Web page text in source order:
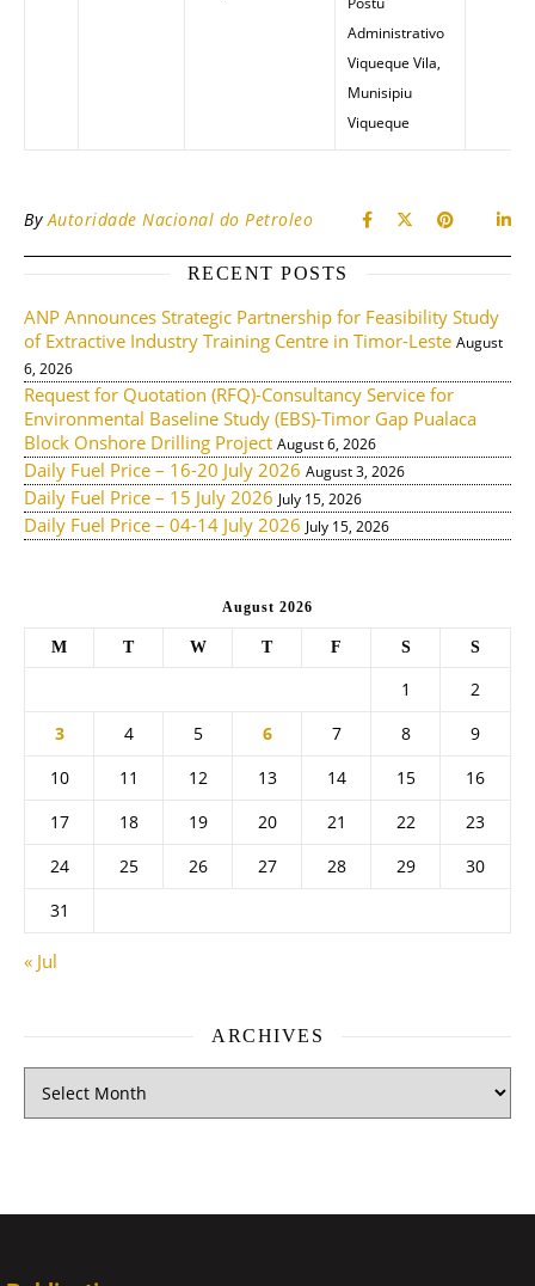
Administrativo
Viqueque Vila,
Munisipiu
Viqueque
ByAutoridade Nacional do Petroleo
RECENT POSTS
ANP Announces Strategic Partnership for Feasibility Study
of Extractive Industry Training Centre in Timor-Leste August
6, 2026
Request for Quotation (RFQ)-Consultancy Service for
Environmental Baseline Study (EBS)-Timor Gap Pualaca
Block Onshore Drilling Project August 6, 2026
Daily Fuel Price – 16-20 July 2026 August 3, 2026
Daily Fuel Price – 15 July 2026 July 15, 2026
Daily Fuel Price – 04-14 July 2026 July 15, 2026
August 2026
M T W T F S S
1
2
3
4 5 6 7 8
9
10
11 12 13 14 15
16
17
18 19 20 21 22
23
24
25 26 27 28 29
30
31
« Jul
ARCHIVES